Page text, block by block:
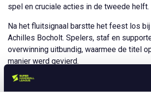
spel en cruciale acties in de tweede helft.
Na het fluitsignaal barstte het feest los
Achilles Bocholt. Spelers, staf en
overwinning uitbundig, waarmee de titel
manier werd gevierd.